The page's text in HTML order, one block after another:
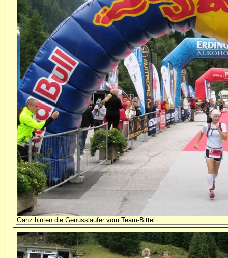
Ganz hinten die Genussläufer vom Team-Bittel